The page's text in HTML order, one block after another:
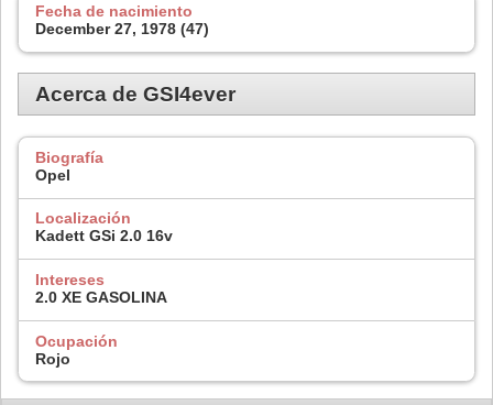
Fecha de nacimiento
December 27, 1978 (47)
Acerca de GSI4ever
Biografía
Opel
Localización
Kadett GSi 2.0 16v
Intereses
2.0 XE GASOLINA
Ocupación
Rojo